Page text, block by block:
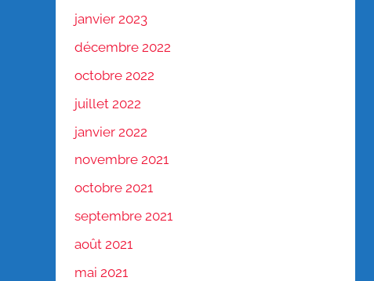
janvier 2023
décembre 2022
octobre 2022
juillet 2022
janvier 2022
novembre 2021
octobre 2021
septembre 2021
août 2021
mai 2021